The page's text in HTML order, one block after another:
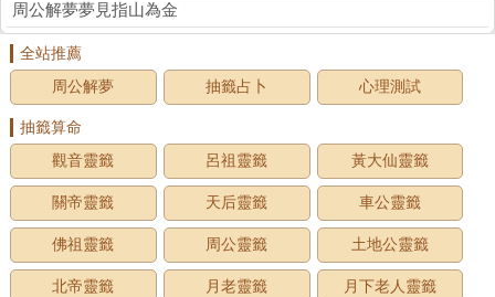
周公解夢夢見指山為金
全站推薦
周公解夢
抽籤占卜 心理測試
抽籤算命
觀音靈籤
呂祖靈籤 黃大仙靈籤
關帝靈籤 天后靈籤 車公靈籤
佛祖靈籤 周公靈籤 土地公靈籤
北帝靈籤 月老靈籤 月下老人靈籤